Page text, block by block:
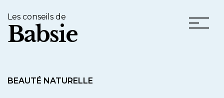
Les conseils de
Babsie
BEAUTÉ NATURELLE